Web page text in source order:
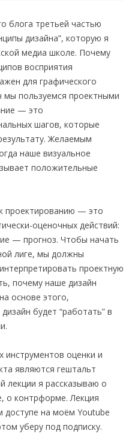
блога третьей частью
дизайна”, которую я
медиа школе. Почему
восприятия
для графического
мы пользуемся проектными
— это
шагов, которые
Желаемым
наше визуальное
положительные
проектированию — это
оценочных действий:
— прогноз. Чтобы начать
лиге, мы должны
проектную
почему наше дизайн
основе этого,
будет “работать” в
оценки и
являются гештальт
лекции я рассказываю о
о контрформе. Лекция
на моём Youtube
уберу под подписку.